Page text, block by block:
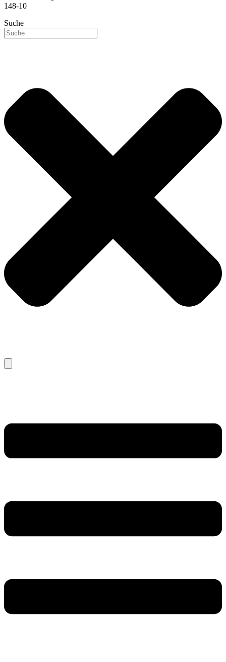
148-10
Suche